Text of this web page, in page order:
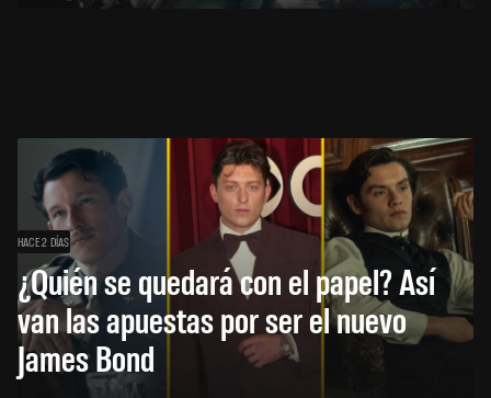
HACE 2 DÍAS
¿Quién se quedará con el papel? Así
van las apuestas por ser el nuevo
James Bond